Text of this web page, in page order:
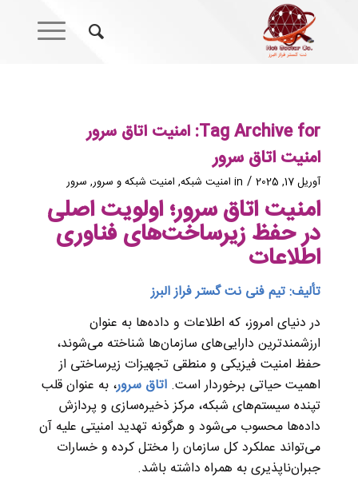
Tag Archive for: امنیت اتاق سرور
امنیت اتاق سرور
آوریل 17, 2025 /
in امنیت شبکه, امنیت شبکه و سرور, سرور
امنیت اتاق سرور؛ اولویت اصلی
در حفظ زیرساخت‌های فناوری
اطلاعات
تألیف: تیم فنی نت گستر فراز البرز
در دنیای امروز، که اطلاعات و داده‌ها به عنوان
ارزشمندترین دارایی‌های سازمان‌ها شناخته می‌شوند،
حفظ امنیت فیزیکی و منطقی تجهیزات زیرساختی از
اهمیت حیاتی برخوردار است.اتاق سرور، به عنوان قلب
تپنده سیستم‌های شبکه، مرکز ذخیره‌سازی و پردازش
داده‌ها محسوب می‌شود و هرگونه تهدید امنیتی علیه آن
می‌تواند عملکرد کل سازمان را مختل کرده و خسارات
جبران‌ناپذیری به همراه داشته باشد.